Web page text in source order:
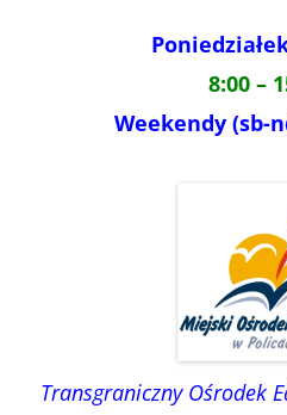
8:00 –
Weekendy (sb-
Transgraniczny Ośrodek